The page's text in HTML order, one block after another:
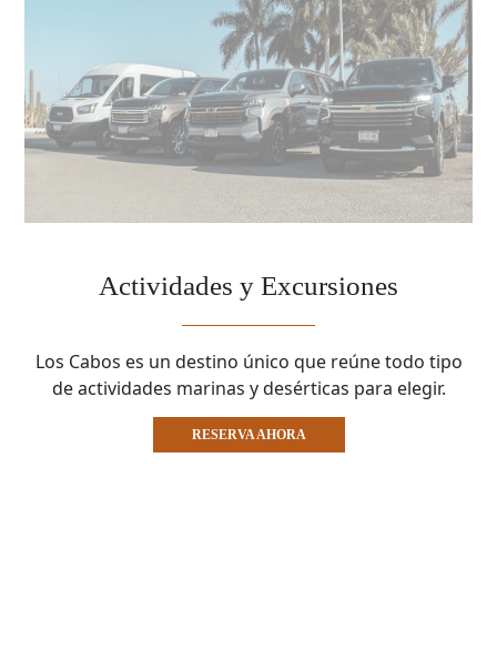
Actividades y Excursiones
Los Cabos es un destino único que reúne todo tipo
de actividades marinas y desérticas para elegir.
RESERVA AHORA